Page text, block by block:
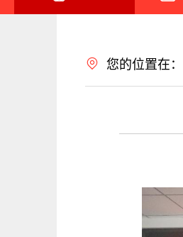
您的位置在：